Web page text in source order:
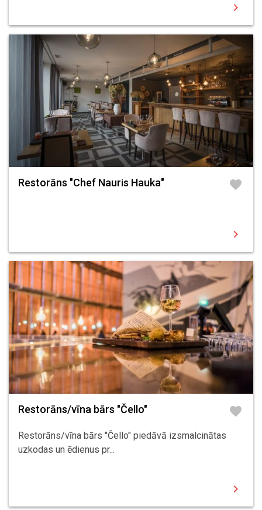
chevron_right
Restorāns "Chef Nauris Hauka" favorite
chevron_right
Restorāns/vīna bārs "Čello" favorite
Restorāns/vīna bārs "Čello" piedāvā izsmalcinātas
uzkodas un ēdienus pr...
chevron_right